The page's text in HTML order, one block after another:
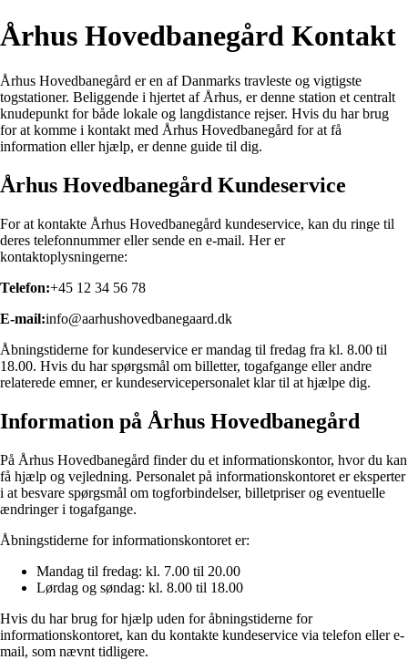
Århus Hovedbanegård Kontakt
Århus Hovedbanegård er en af Danmarks travleste og vigtigste
togstationer. Beliggende i hjertet af Århus, er denne station et centralt
knudepunkt for både lokale og langdistance rejser. Hvis du har brug
for at komme i kontakt med Århus Hovedbanegård for at få
information eller hjælp, er denne guide til dig.
Århus Hovedbanegård Kundeservice
For at kontakte Århus Hovedbanegård kundeservice, kan du ringe til
deres telefonnummer eller sende en e-mail. Her er
kontaktoplysningerne:
Telefon:+45 12 34 56 78
E-mail:info@aarhushovedbanegaard.dk
Åbningstiderne for kundeservice er mandag til fredag ​​fra kl. 8.00 til
18.00. Hvis du har spørgsmål om billetter, togafgange eller andre
relaterede emner, er kundeservicepersonalet klar til at hjælpe dig.
Information på Århus Hovedbanegård
På Århus Hovedbanegård finder du et informationskontor, hvor du kan
få hjælp og vejledning. Personalet på informationskontoret er eksperter
i at besvare spørgsmål om togforbindelser, billetpriser og eventuelle
ændringer i togafgange.
Åbningstiderne for informationskontoret er:
Mandag til fredag: kl. 7.00 til 20.00
Lørdag og søndag: kl. 8.00 til 18.00
Hvis du har brug for hjælp uden for åbningstiderne for
informationskontoret, kan du kontakte kundeservice via telefon eller e-
mail, som nævnt tidligere.